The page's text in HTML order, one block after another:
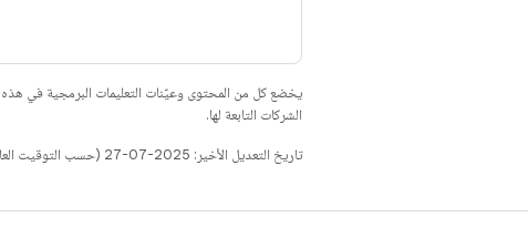
يخضع كل من المحتوى وعيّنات التعليمات البرمجية في
الشركات التابعة لها.
تاريخ التعديل الأخير: 2025-07-27 (حسب التوقيت العالمي المتفَّق عليه)